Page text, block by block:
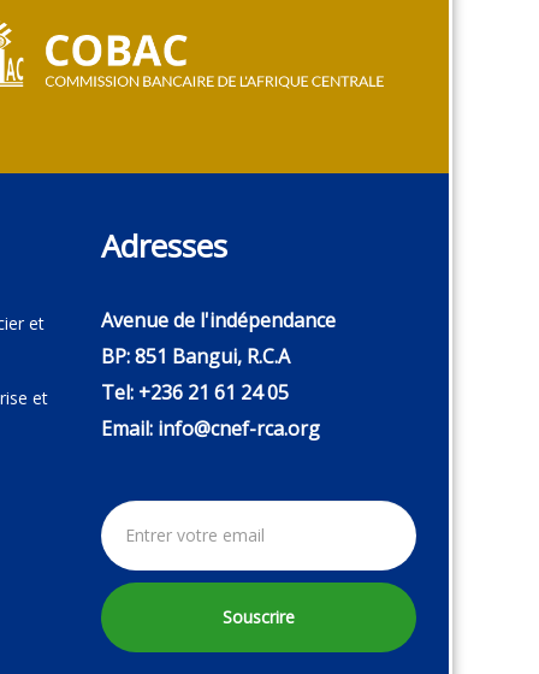
et
et
Adresses
Avenue de l'indépendance
BP: 851 Bangui, R.C.A
Tel: +236 21 61 24 05
Email: info@cnef-rca.org
Souscrire